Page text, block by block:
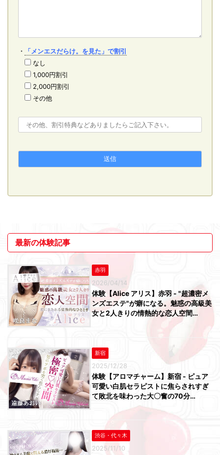
・
「メンエスだらけ。を見た」で割引
なし
1,000円割引
2,000円割引
その他
最新の体験記事
赤羽
2026/04/14
体験【Alice アリス】赤羽 - "超濃密メ
ンズエステ"が癖になる。魅惑の高級美
女と2人きりの情熱的な恋人空間…
新宿
2025/12/28
体験【アロマチャーム】新宿 - ピュア
可愛い白肌セラピストに焦らされすぎ
て敗北を味わった大〇奮の70分…
渋谷・代々木
2025/11/10